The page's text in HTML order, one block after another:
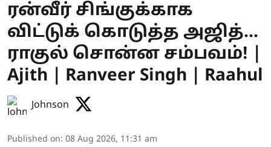
ரன்வீர் சிங்குக்காக
விட்டுக் கொடுத்த அஜித்...
ராகுல் சொன்ன சம்பவம்! |
Ajith | Ranveer Singh | Raahul
Johnson
Published on: 08 Aug 2026, 11:31 am